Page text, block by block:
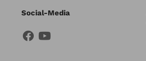
Social-Media